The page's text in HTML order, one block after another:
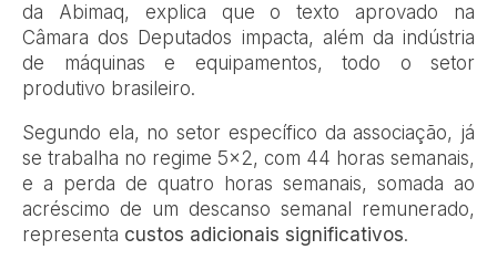
da Abimaq, explica que o texto aprovado na
Câmara dos Deputados impacta, além da indústria
de máquinas e equipamentos, todo o setor
produtivo brasileiro.
Segundo ela, no setor específico da associação, já
se trabalha no regime 5×2, com 44 horas semanais,
e a perda de quatro horas semanais, somada ao
acréscimo de um descanso semanal remunerado,
representa custos adicionais significativos.